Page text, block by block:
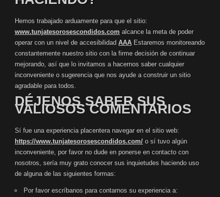
Hemos trabajado arduamente para que el sitio:
www.tunjatesorosescondidos.com alcance la meta de poder
operar con un nivel de accesibilidad AAA Estaremos monitoreando
constantemente nuestro sitio con la firme decisión de continuar
mejorando, así que lo invitamos a hacernos saber cualquier
inconveniente o sugerencia que nos ayude a construir un sitio
agradable para todos.
DÉJENOS SABER SUS
VALIOSOS COMENTARIOS
Sí fue una experiencia placentera navegar en el sitio web:
https://www.tunjatesorosescondidos.com/ o sí tuvo algún
inconveniente, por favor no dude en ponerse en contacto con
nosotros, sería muy grato conocer sus inquietudes haciendo uso
de alguna de las siguientes formas:
Por favor escríbanos para contarnos su experiencia a: